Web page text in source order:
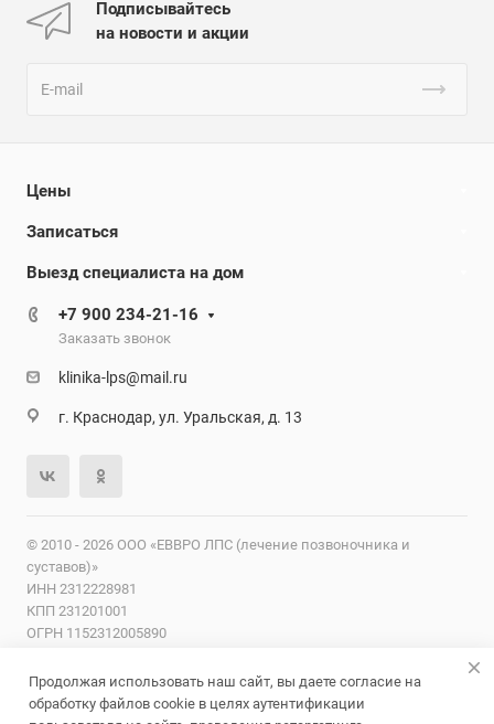
Подписывайтесь
на новости и акции
Цены
Записаться
Выезд специалиста на дом
+7 900 234-21-16
Заказать звонок
klinika-lps@mail.ru
г. Краснодар, ул. Уральская, д. 13
© 2010 - 2026 ООО «ЕВВРО ЛПС (лечение позвоночника и
суставов)»
ИНН 2312228981
КПП 231201001
ОГРН 1152312005890
Лицензии Надзорные органы Карта сайта
обработку персональных данных
Политика
Продолжая использовать наш сайт, вы даете согласие на
обработку файлов cookie в целях аутентификации